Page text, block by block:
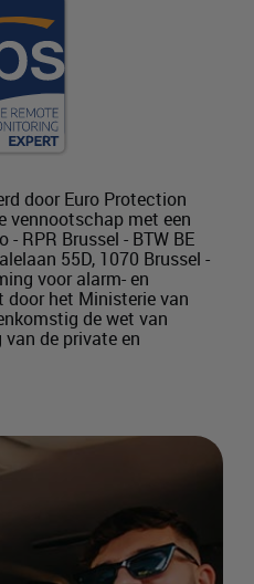
door Euro Protection
vennootschap met een
- RPR Brussel - BTW BE
55D, 1070 Brussel -
voor alarm- en
door het Ministerie van
de wet van
de private en